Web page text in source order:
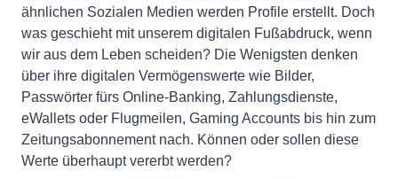
ähnlichen Sozialen Medien werden Profile erstellt. Doch
was geschieht mit unserem digitalen Fußabdruck, wenn
wir aus dem Leben scheiden? Die Wenigsten denken
über ihre digitalen Vermögenswerte wie Bilder,
Passwörter fürs Online-Banking, Zahlungsdienste,
eWallets oder Flugmeilen, Gaming Accounts bis hin zum
Zeitungsabonnement nach. Können oder sollen diese
Werte überhaupt vererbt werden?